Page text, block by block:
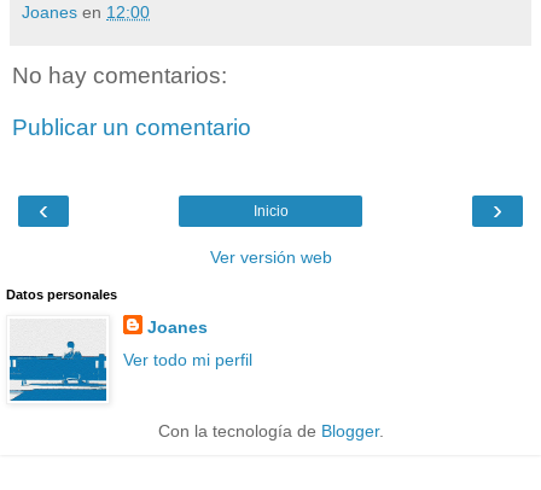
Joanes en 12:00
No hay comentarios:
Publicar un comentario
‹ ›
Inicio
Ver versión web
Datos personales
Joanes
Ver todo mi perfil
Con la tecnología de Blogger.